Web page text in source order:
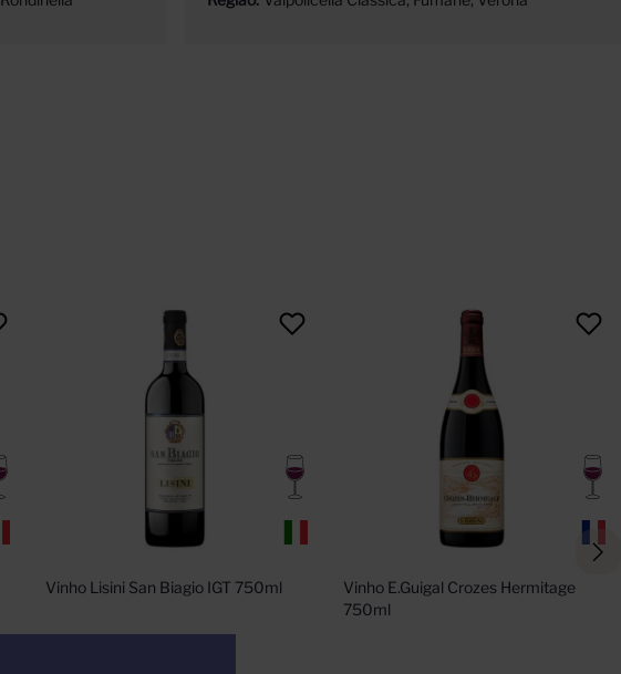
Vinho Lisini San Biagio IGT 750ml
Vinho E.Guigal Crozes Hermitage
750ml